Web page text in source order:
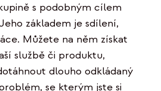
s podobným cílem
základem je sdílení,
Můžete na něm získat
službě či produktu,
dlouho odkládaný
se kterým jste si